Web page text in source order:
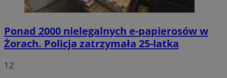
Ponad 2000 nielegalnych e-papierosów w
Żorach. Policja zatrzymała 25-latka
12